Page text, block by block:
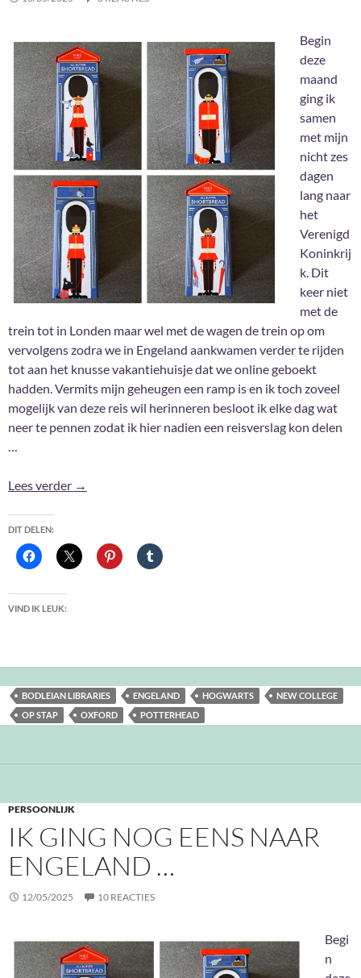
Begin
deze
maand
ging ik
samen
met mijn
nicht zes
dagen
lang naar
het
Verenigd
Koninkrij
k. Dit
keer niet
met de
trein tot in Londen maar wel met de wagen de trein op om
vervolgens zodra we in Engeland aankwamen verder te rijden
tot aan het knusse vakantiehuisje dat we online geboekt
hadden. Vermits mijn geheugen een ramp is en ik toch zoveel
mogelijk van deze reis wil herinneren besloot ik elke dag wat
neer te pennen zodat ik hier nadien een reisverslag kon delen
…
Lees verder Ik ging nog eens naar Engeland … #2
→
DIT DELEN:
VIND IK LEUK:
BODLEIAN LIBRARIES ENGELAND HOGWARTS
NEW COLLEGE
OP STAP
OXFORD POTTERHEAD
PERSOONLIJK
IK GING NOG EENS NAAR
ENGELAND …
12/05/2025 10 REACTIES
Begi
n